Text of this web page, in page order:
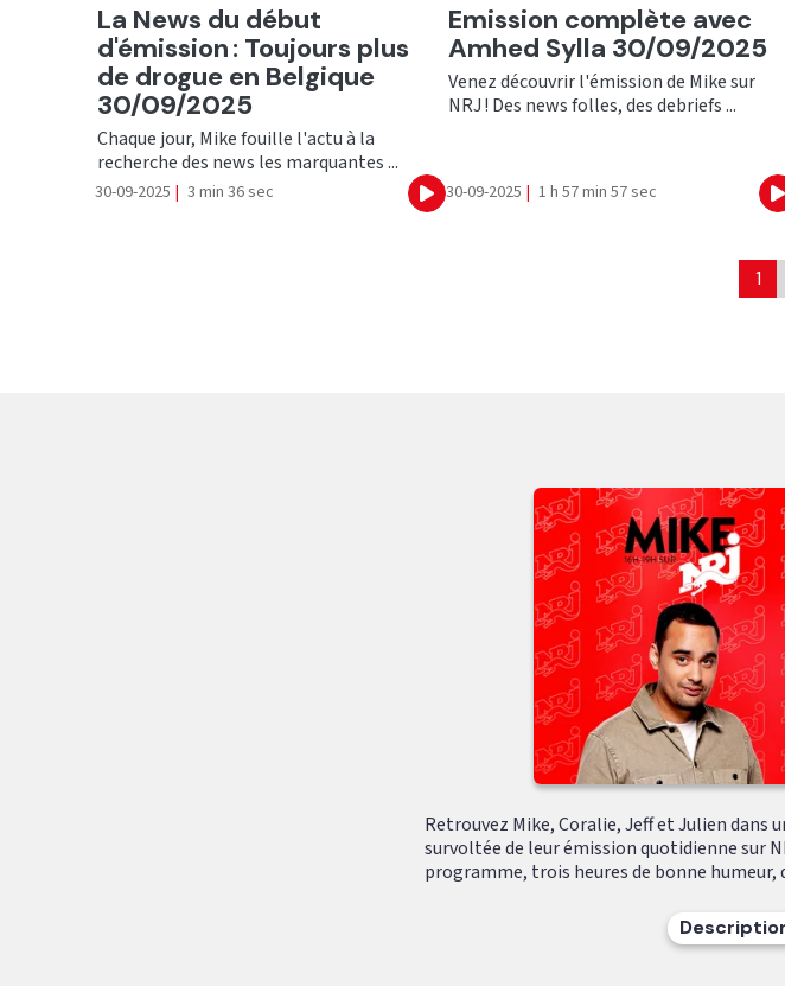
Ecouter
La News du début
d'émission : Toujours plus
de drogue en Belgique
30/09/2025
Chaque jour, Mike fouille l'actu à la
recherche des news les marquantes ...
30-09-2025 | 3 min 36 sec Ecouter
Ecouter
Emission complète avec
Amhed Sylla 30/09/2025
Venez découvrir l'émission de Mike sur
NRJ ! Des news folles, des debriefs ...
30-09-2025 | 1 h 57 min 57 sec
1
Retrouvez Mike, Coralie, Jeff et Julien dans
survoltée de leur émission quotidienne sur
programme, trois heures de bonne humeur,